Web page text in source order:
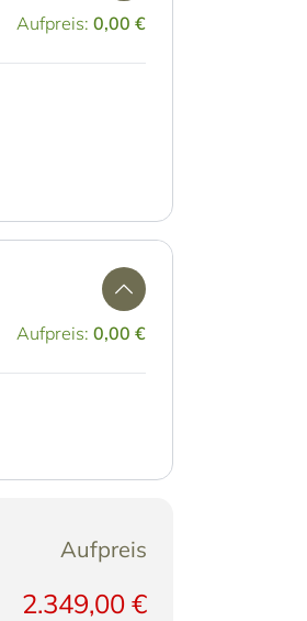
Aufpreis: 0,00 €
Aufpreis: 0,00 €
Aufpreis
2.349,00 €